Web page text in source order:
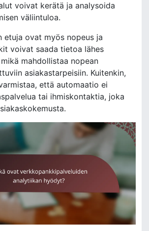
voivat kerätä ja analysoida
väliintuloa.
etuja ovat myös nopeus ja
voivat saada tietoa lähes
mahdollistaa nopean
asiakastarpeisiin. Kuitenkin,
että automaatio ei
tai ihmiskontaktia, joka